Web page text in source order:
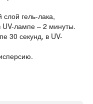
гель-лака,
UV-лампе – 2 минуты.
30 секунд, в UV-